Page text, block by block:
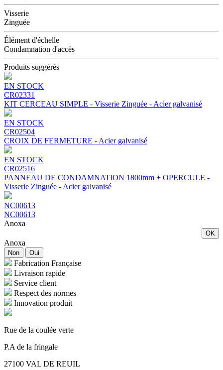
Visserie
Zinguée
Élément d'échelle
Condamnation d'accès
Produits suggérés
EN STOCK
CR02331
KIT CERCEAU SIMPLE - Visserie Zinguée - Acier galvanisé
EN STOCK
CR02504
CROIX DE FERMETURE - Acier galvanisé
EN STOCK
CR02516
PANNEAU DE CONDAMNATION 1800mm + OPERCULE -
Visserie Zinguée - Acier galvanisé
NC00613
NC00613
Anoxa
OK
Anoxa
Non Oui
Fabrication Française
Livraison rapide
Service client
Respect des normes
Innovation produit
Rue de la coulée verte
P.A de la fringale
27100 VAL DE REUIL